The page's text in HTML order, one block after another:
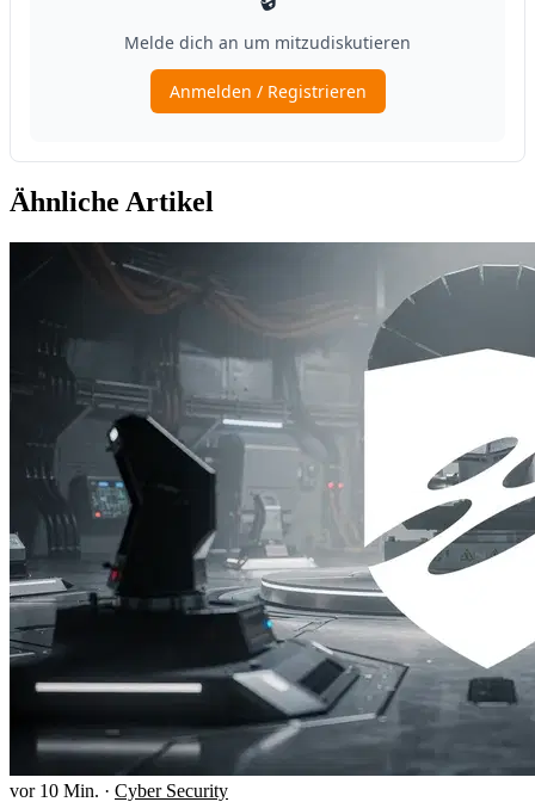
Ähnliche Artikel
vor 10 Min. · Cyber Security